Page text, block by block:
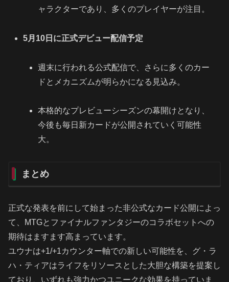
ャラクターであり、多くのプレイヤーが注目。
5月10日に正式デビュー配信予定
週末に行われる公式配信で、さらに多くのカー
ドとメカニズムが明らかになる見込み。
本格的なプレビューシーズンの幕開けとなり、
今後も毎日新カードが公開されていく可能性
大。
まとめ
正式な発表を前にして始まった非公式なカード公開によっ
て、MTGとファイナルファンタジーのコラボセットへの
期待はますます高まっています。
ユウナは+1/+1カウンター軸での新しい可能性を、グ・ラ
ハ・ティアはライフをリソースとした大胆な構築を提案し
ており、いずれも強力かつユニークな効果を持っていま